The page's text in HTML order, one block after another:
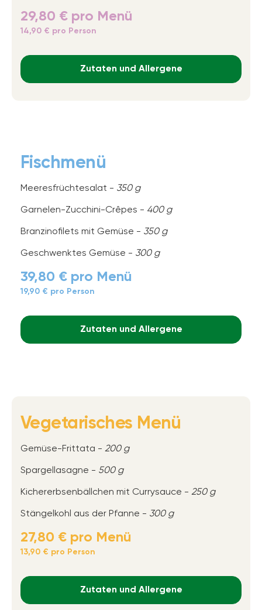
29,80 € pro Menü
14,90 € pro Person
Zutaten und Allergene
Fischmenü
Meeresfrüchtesalat - 350 g
Garnelen-Zucchini-Crêpes - 400 g
Branzinofilets mit Gemüse - 350 g
Geschwenktes Gemüse - 300 g
39,80 € pro Menü
19,90 € pro Person
Zutaten und Allergene
Vegetarisches Menü
Gemüse-Frittata - 200 g
Spargellasagne - 500 g
Kichererbsenbällchen mit Currysauce - 250 g
Stängelkohl aus der Pfanne - 300 g
27,80 € pro Menü
13,90 € pro Person
Zutaten und Allergene